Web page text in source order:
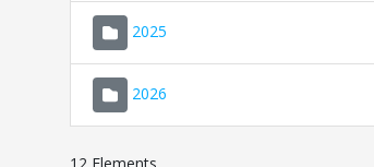
2025
2026